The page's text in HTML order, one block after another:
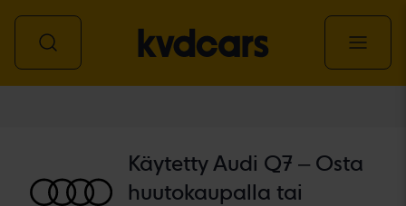
Käytetty Audi Q7 – Osta
huutokaupalla tai